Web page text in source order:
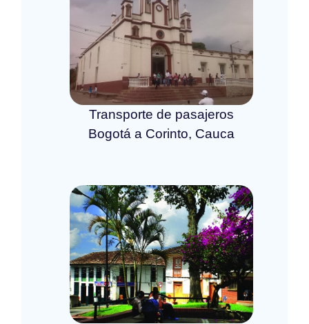
Transporte de pasajeros
Bogotá a Corinto, Cauca